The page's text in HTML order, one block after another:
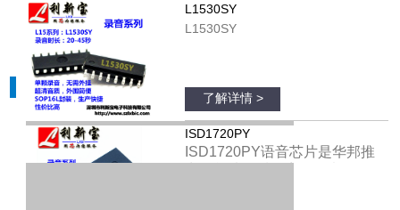
L1530SY
L1530SY
了解详情 >
ISD1720PY
ISD1720PY语音芯片是华邦推
公司介绍